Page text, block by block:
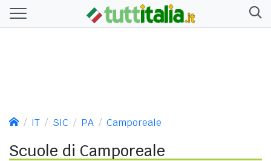
IT SIC PA Camporeale
Scuole di Camporeale